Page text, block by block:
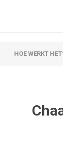
HOE WERKT